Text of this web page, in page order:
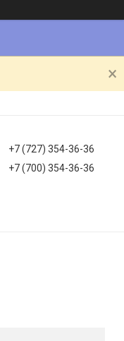
+7 (727) 354-36-36
+7 (700) 354-36-36